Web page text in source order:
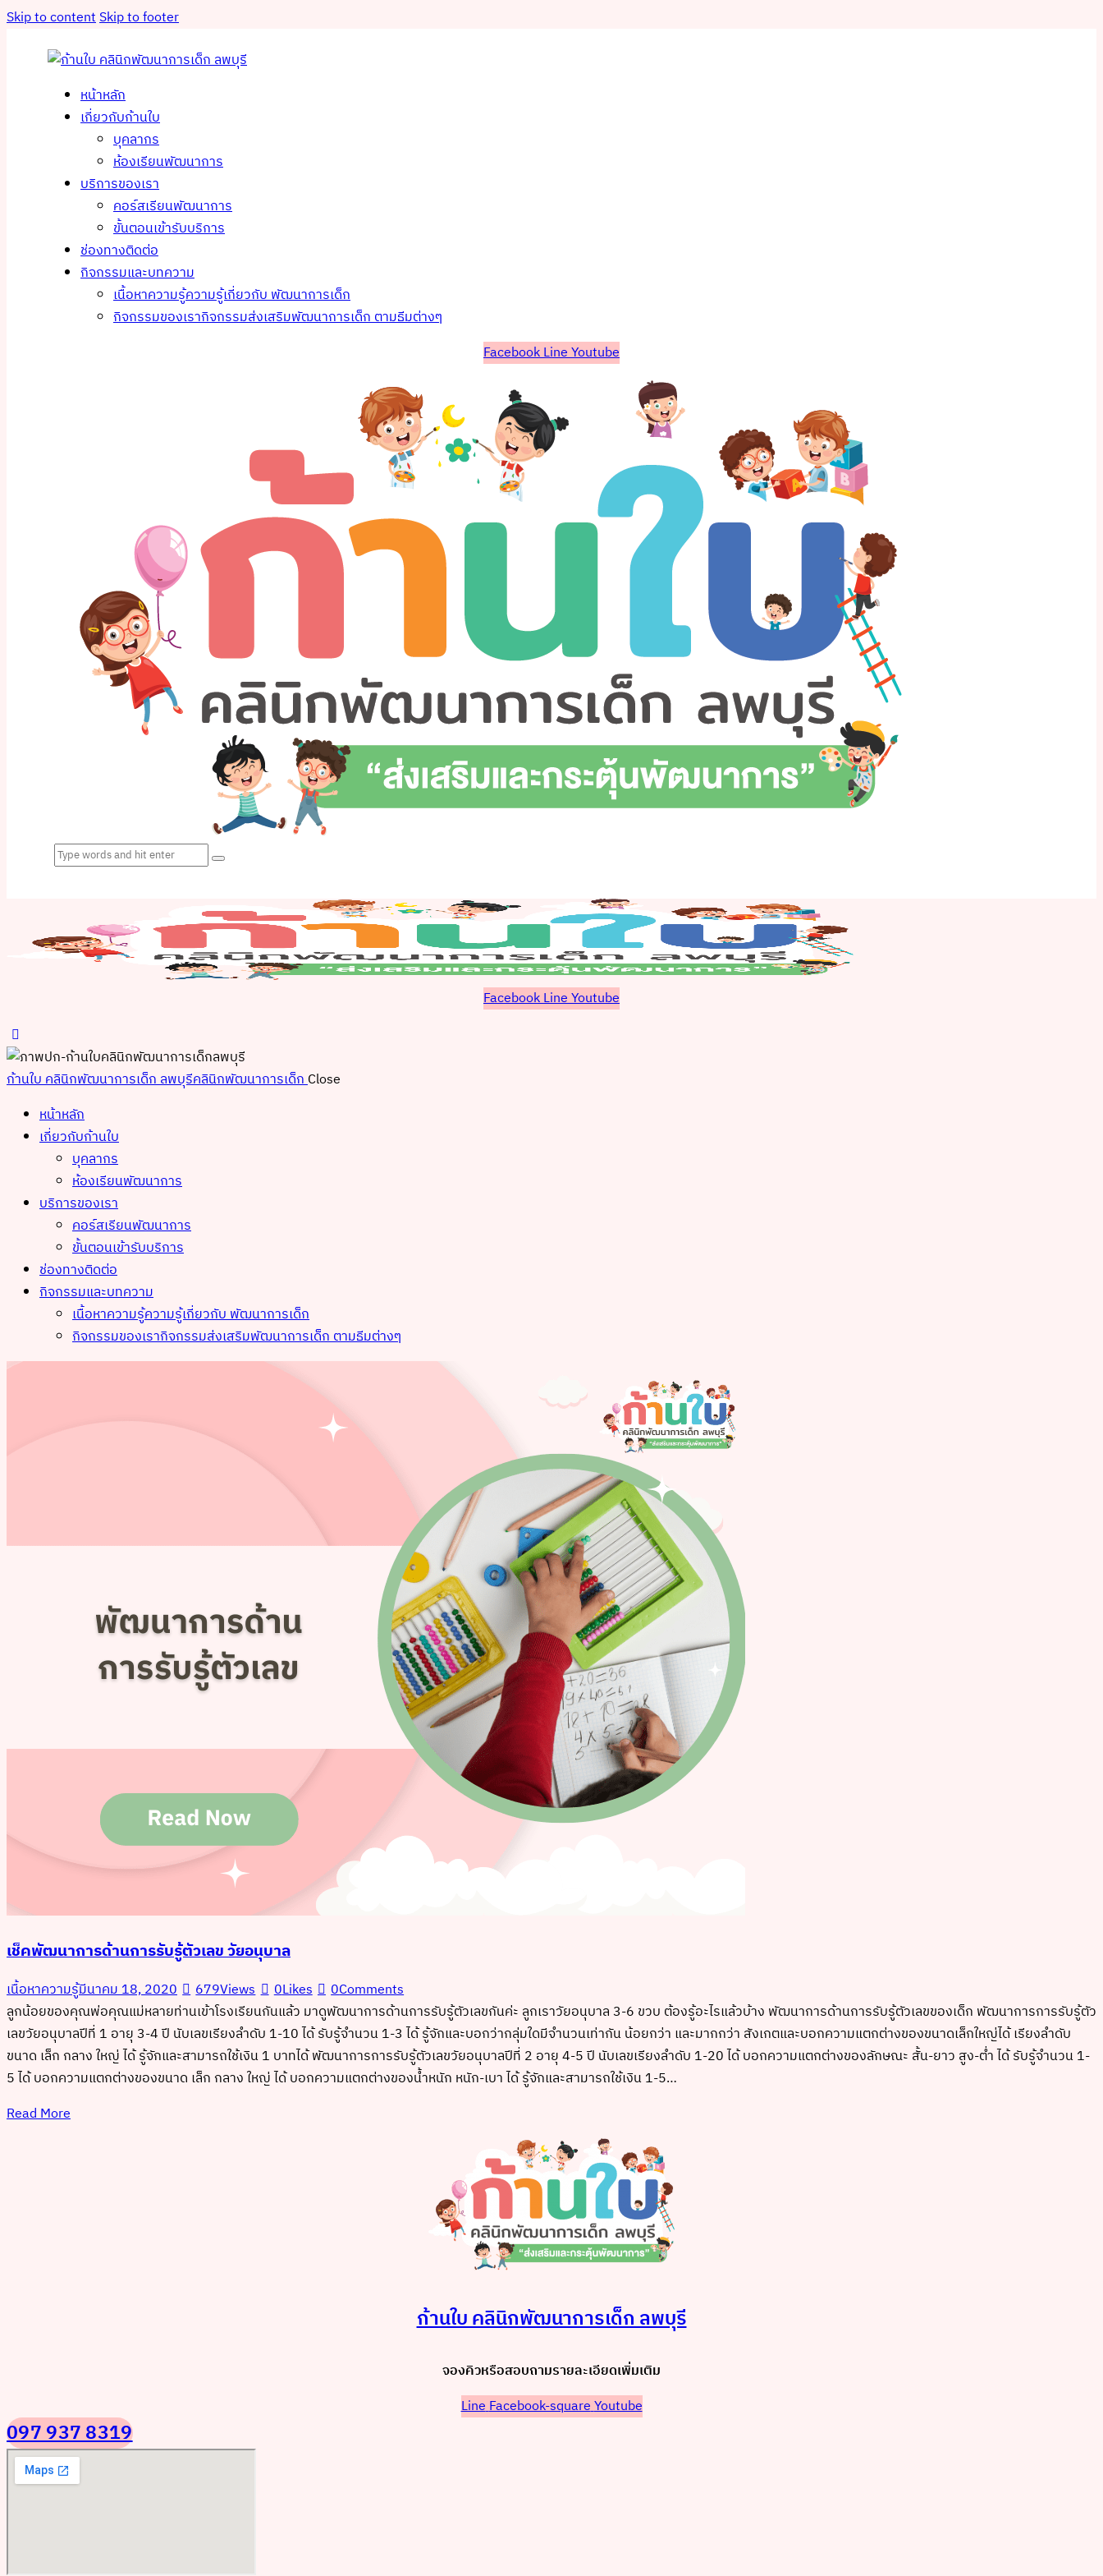
Skip to contentSkip to footer
หน้าหลัก
เกี่ยวกับก้านใบ
บุคลากร
ห้องเรียนพัฒนาการ
บริการของเรา
คอร์สเรียนพัฒนาการ
ขั้นตอนเข้ารับบริการ
ช่องทางติดต่อ
กิจกรรมและบทความ
เนื้อหาความรู้ความรู้เกี่ยวกับ พัฒนาการเด็ก
กิจกรรมของเรากิจกรรมส่งเสริมพัฒนาการเด็ก ตามธีมต่างๆ
FacebookLineYoutube
FacebookLineYoutube
ก้านใบ คลินิกพัฒนาการเด็ก ลพบุรีคลินิกพัฒนาการเด็กClose
หน้าหลัก
เกี่ยวกับก้านใบ
บุคลากร
ห้องเรียนพัฒนาการ
บริการของเรา
คอร์สเรียนพัฒนาการ
ขั้นตอนเข้ารับบริการ
ช่องทางติดต่อ
กิจกรรมและบทความ
เนื้อหาความรู้ความรู้เกี่ยวกับ พัฒนาการเด็ก
กิจกรรมของเรากิจกรรมส่งเสริมพัฒนาการเด็ก ตามธีมต่างๆ
เช็คพัฒนาการด้านการรับรู้ตัวเลข วัยอนุบาล
เนื้อหาความรู้มีนาคม 18, 2020 679Views 0Likes 0Comments
ลูกน้อยของคุณพ่อคุณแม่หลายท่านเข้าโรงเรียนกันแล้ว มาดูพัฒนาการด้านการรับรู้ตัวเลขกันค่ะ ลูกเราวัยอนุบาล 3-6 ขวบ ต้องรู้อะไรแล้วบ้าง พัฒนาการด้านการรับรู้ตัวเลขของเด็ก พัฒนาการการรับรู้ตัว
เลขวัยอนุบาลปีที่ 1 อายุ 3-4 ปี นับเลขเรียงลำดับ 1-10 ได้ รับรู้จำนวน 1-3 ได้ รู้จักและบอกว่ากลุ่มใดมีจำนวนเท่ากัน น้อยกว่า และมากกว่า สังเกตและบอกความแตกต่างของขนาดเล็กใหญ่ได้ เรียงลำดับ
ขนาด เล็ก กลาง ใหญ่ ได้ รู้จักและสามารถใช้เงิน 1 บาทได้ พัฒนาการการรับรู้ตัวเลขวัยอนุบาลปีที่ 2 อายุ 4-5 ปี นับเลขเรียงลำดับ 1-20 ได้ บอกความแตกต่างของลักษณะ สั้น-ยาว สูง-ต่ำ ได้ รับรู้จำนวน 1-
5 ได้ บอกความแตกต่างของขนาด เล็ก กลาง ใหญ่ ได้ บอกความแตกต่างของน้ำหนัก หนัก-เบา ได้ รู้จักและสามารถใช้เงิน 1-5…
Read More
ก้านใบ คลินิกพัฒนาการเด็ก ลพบุรี
จองคิวหรือสอบถามรายละเอียดเพิ่มเติม
LineFacebook-squareYoutube
097 937 8319